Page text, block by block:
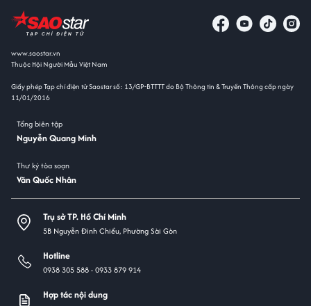
www.saostar.vn
Thuộc Hội Người Mẫu Việt Nam
Giấy phép Tạp chí điện tử Saostar số: 13/GP-BTTTT do Bộ Thông tin & Truyền Thông cấp ngày
11/01/2016
Tổng biên tập
Nguyễn Quang Minh
Thư ký tòa soạn
Văn Quốc Nhân
Trụ sở TP. Hồ Chí Minh
5B Nguyễn Đình Chiểu, Phường Sài Gòn
Hotline
0938 305 588 -0933 879 914
Hợp tác nội dung